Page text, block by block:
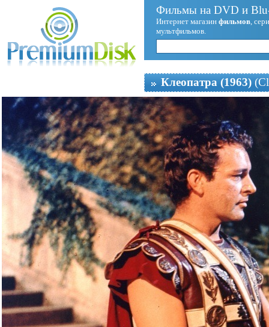
Фильмы на DVD и
Интернет магазин фильмов,
мультфильмов.
Клеопатра (1963)